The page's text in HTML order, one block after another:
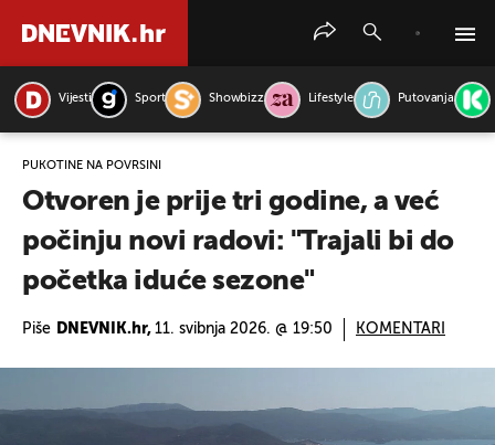
Vijesti Sport Showbizz Lifestyle Putovanja
PUKOTINE NA POVRŠINI
Otvoren je prije tri godine, a već
počinju novi radovi: "Trajali bi do
početka iduće sezone"
Piše DNEVNIK.hr, 11. svibnja 2026. @ 19:50 KOMENTARI
PRETRAŽITE VIJESTI